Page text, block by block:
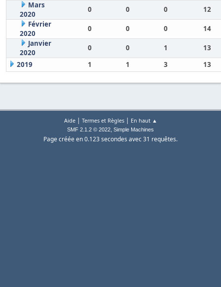
Mars
2020
0 0 0
12
Février
2020
0 0 0
14
Janvier
2020
0 0 1
13
2019
1 1 3 13
Aide| Termes et Règles| En haut ▲
SMF 2.1.2 © 2022, Simple Machines
Page créée en 0.123 secondes avec 31 requêtes.